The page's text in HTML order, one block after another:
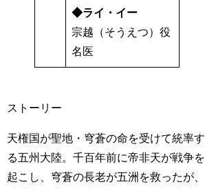
◆ライ・イー
宗越（そうえつ）役
名医
ストーリー
天権国が聖地・穹蒼の命を受けて統率す
る五州大陸。千百年前に帝非天が戦争を
起こし、穹蒼の長老が五洲を救ったが、